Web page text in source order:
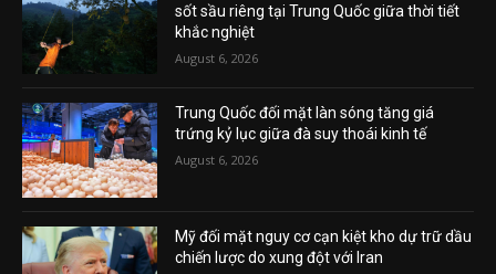
sốt sầu riêng tại Trung Quốc giữa thời tiết
khắc nghiệt
August 6, 2026
Trung Quốc đối mặt làn sóng tăng giá
trứng kỷ lục giữa đà suy thoái kinh tế
August 6, 2026
Mỹ đối mặt nguy cơ cạn kiệt kho dự trữ dầu
chiến lược do xung đột với Iran